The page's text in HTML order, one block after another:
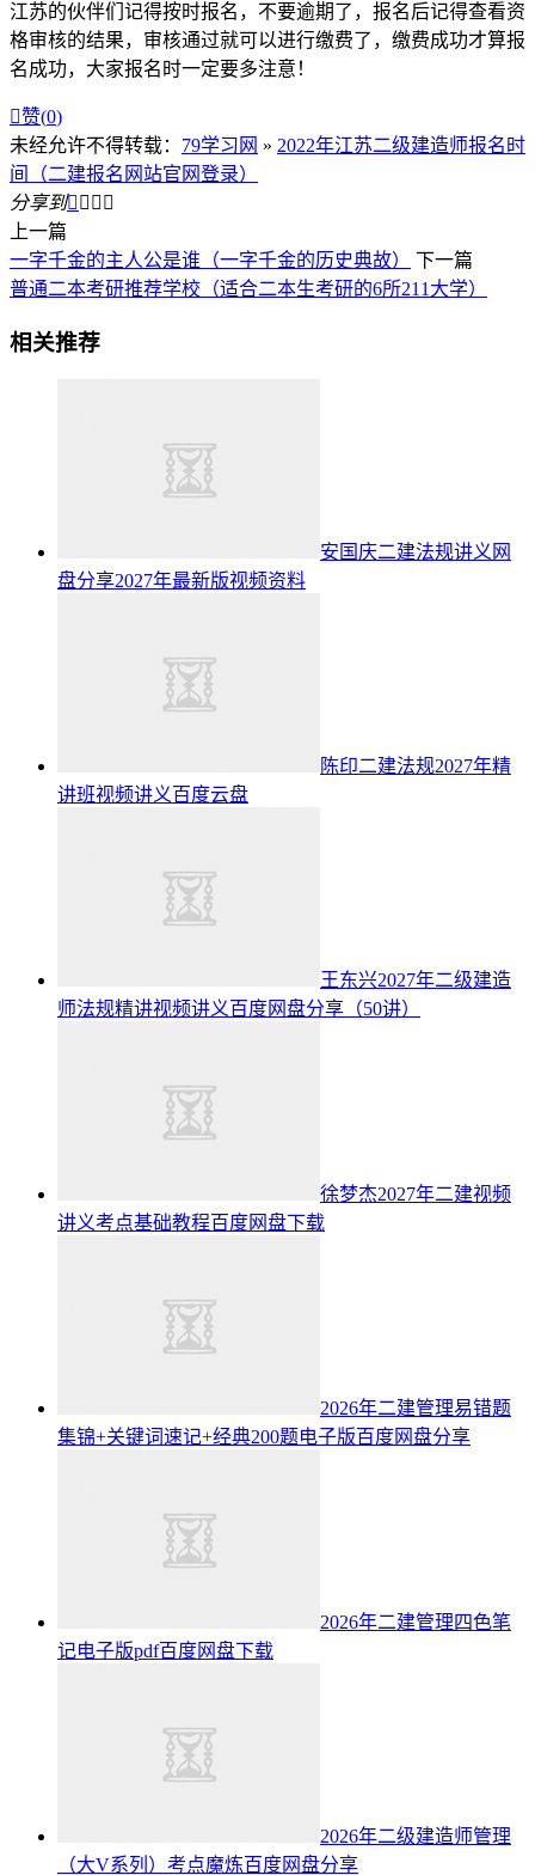
江苏的伙伴们记得按时报名，不要逾期了，报名后记得查看资
格审核的结果，审核通过就可以进行缴费了，缴费成功才算报
名成功，大家报名时一定要多注意！
赞(0)
未经允许不得转载： 79学习网 » 2022年江苏二级建造师报名时
间（二建报名网站官网登录）
分享到   
上一篇
一字千金的主人公是谁（一字千金的历史典故）
下一篇
普通二本考研推荐学校（适合二本生考研的6所211大学）
相关推荐
安国庆二建法规讲义网
盘分享2027年最新版视频资料
陈印二建法规2027年精
讲班视频讲义百度云盘
王东兴2027年二级建造
师法规精讲视频讲义百度网盘分享（50讲）
徐梦杰2027年二建视频
讲义考点基础教程百度网盘下载
2026年二建管理易错题
集锦+关键词速记+经典200题电子版百度网盘分享
2026年二建管理四色笔
记电子版pdf百度网盘下载
2026年二级建造师管理
（大V系列）考点魔炼百度网盘分享